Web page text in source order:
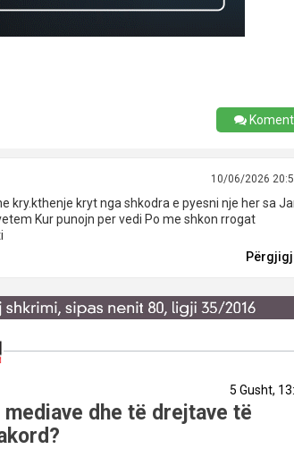
10/06/2026
kry.kthenje kryt nga shkodra e pyesni nje her sa
Kur punojn per vedi Po me shkon rrogat
5 Gusht,
dhe të drejtave të